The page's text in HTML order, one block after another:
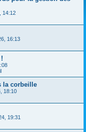
14:12
16:13
la corbeille
18:10
19:31